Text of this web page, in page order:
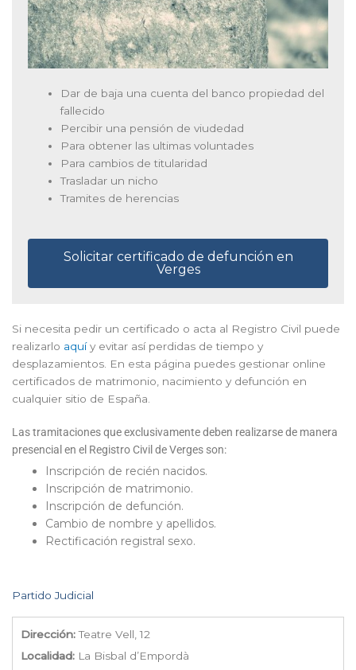
Dar de baja una cuenta del banco propiedad del
fallecido
Percibir una pensión de viudedad
Para obtener las ultimas voluntades
Para cambios de titularidad
Trasladar un nicho
Tramites de herencias
Solicitar certificado de defunción en
Verges
Si necesita pedir un certificado o acta al Registro Civil puede
realizarlo aquíy evitar así perdidas de tiempo y
desplazamientos. En esta página puedes gestionar online
certificados de matrimonio, nacimiento y defunción en
cualquier sitio de España.
Las tramitaciones que exclusivamente deben realizarse de manera
presencial en el Registro Civil de Verges son:
Inscripción de recién nacidos.
Inscripción de matrimonio.
Inscripción de defunción.
Cambio de nombre y apellidos.
Rectificación registral sexo.
Partido Judicial
Dirección:Teatre Vell, 12
Localidad: La Bisbal d’Empordà